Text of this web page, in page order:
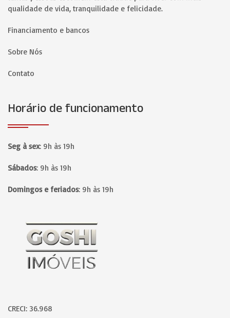
qualidade de vida, tranquilidade e felicidade.
Financiamento e bancos
Sobre Nós
Contato
Horário de funcionamento
Seg à sex: 9h às 19h
Sábados: 9h às 19h
Domingos e feriados: 9h às 19h
Página inicial
CRECI: 36.968